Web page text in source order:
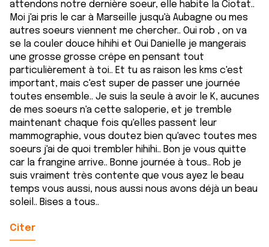
attendons notre dernière soeur, elle habite la Ciotat..
Moi j'ai pris le car à Marseille jusqu'à Aubagne ou mes
autres soeurs viennent me chercher.. Oui rob , on va
se la couler douce hihihi et Oui Danielle je mangerais
une grosse grosse crêpe en pensant tout
particulièrement à toi.. Et tu as raison les kms c'est
important, mais c'est super de passer une journée
toutes ensemble.. Je suis la seule à avoir le K, aucunes
de mes soeurs n'a cette saloperie, et je tremble
maintenant chaque fois qu'elles passent leur
mammographie, vous doutez bien qu'avec toutes mes
soeurs j'ai de quoi trembler hihihi.. Bon je vous quitte
car la frangine arrive.. Bonne journée à tous.. Rob je
suis vraiment très contente que vous ayez le beau
temps vous aussi, nous aussi nous avons déjà un beau
soleil.. Bises a tous..
Citer